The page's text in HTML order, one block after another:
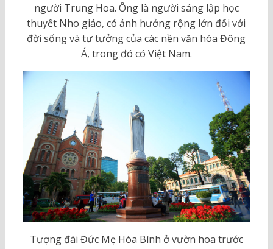
người Trung Hoa. Ông là người sáng lập học
thuyết Nho giáo, có ảnh hưởng rộng lớn đối với
đời sống và tư tưởng của các nền văn hóa Đông
Á, trong đó có Việt Nam.
Tượng đài Đức Mẹ Hòa Bình ở vườn hoa trước